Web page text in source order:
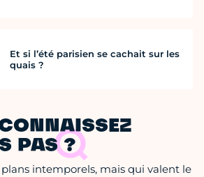
Et si l’été parisien se cachait sur les
quais ?
PAS ?
intemporels, mais qui valent le